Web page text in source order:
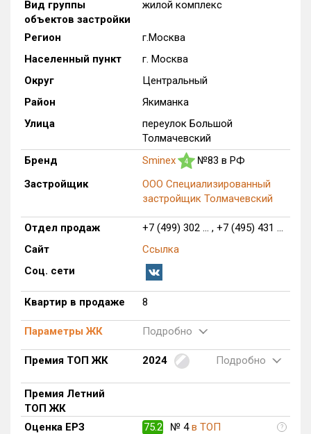
Только новые
от до
с продажами
Найдено:
Многоквартирных домов
4 из 3 588
Блокированных домов
Домов с апартаментами
Многоквартирных домов
Блокированных домов
Квартир, апартаментов,
блоков в БД
8 из 56 039
Вид группы
объектов застройки
жилой комплекс
Регион
г.Москва
Населенный пункт
г. Москва
Округ
Центральный
Район
Якиманка
Улица
переулок Большой
Толмачевский
Бренд
Sminex 4
№83 в РФ
Застройщик
ООО Специализированный
застройщик Толмачевский
Отдел продаж
+7 (499) 302 ... , +7 (495) 431 ...
Сайт
Ссылка
Соц. сети
Квартир в продаже 8
Параметры ЖК Подробно
Премия ТОП ЖК 2024 Подробно
Премия Летний
ТОП ЖК
Оценка ЕРЗ
75.2 № 4 в ТОП
?